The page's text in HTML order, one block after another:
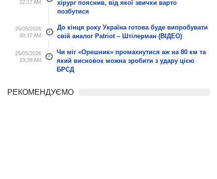
22:17 AM
хірург пояснив, від якої звички варто
позбутися
26/05/2026
00:17 AM
До кінця року Україна готова буде випробувати
свій аналог Patriot – Штілерман (ВІДЕО)
25/05/2026
23:39 AM
Чи міг «Орешник» промахнутися аж на 80 км та
який висновок можна зробити з удару цією
БРСД
РЕКОМЕНДУЄМО